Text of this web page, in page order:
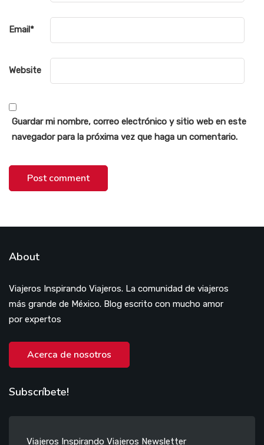
Email*
Website
Guardar mi nombre, correo electrónico y sitio web en este
navegador para la próxima vez que haga un comentario.
About
Viajeros Inspirando Viajeros. La comunidad de viajeros
más grande de México. Blog escrito con mucho amor
por expertos
Acerca de nosotros
Subscríbete!
Viajeros Inspirando Viajeros Newsletter